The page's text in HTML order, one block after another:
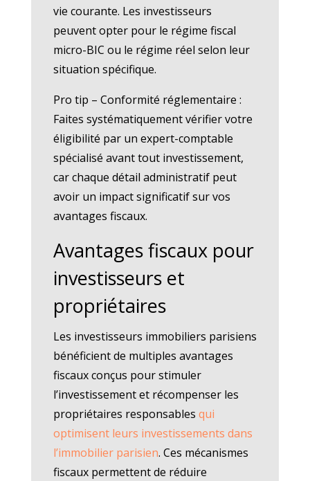
vie courante. Les investisseurs
peuvent opter pour le régime fiscal
micro-BIC ou le régime réel selon leur
situation spécifique.
Pro tip – Conformité réglementaire :
Faites systématiquement vérifier votre
éligibilité par un expert-comptable
spécialisé avant tout investissement,
car chaque détail administratif peut
avoir un impact significatif sur vos
avantages fiscaux.
Avantages fiscaux pour
investisseurs et
propriétaires
Les investisseurs immobiliers parisiens
bénéficient de multiples avantages
fiscaux conçus pour stimuler
l’investissement et récompenser les
propriétaires responsables qui
optimisent leurs investissements dans
l’immobilier parisien. Ces mécanismes
fiscaux permettent de réduire